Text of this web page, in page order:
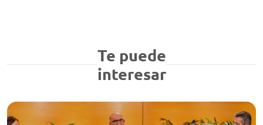
Te puede
interesar